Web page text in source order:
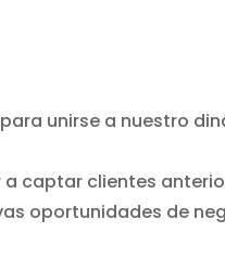
unirse a nuestro
captar clientes
oportunidades de